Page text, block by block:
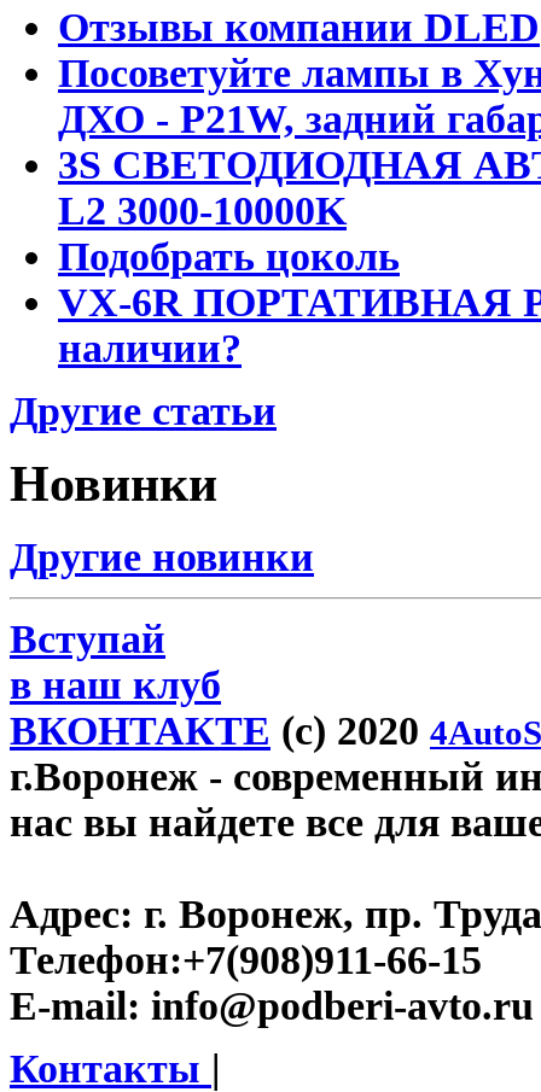
Отзывы компании DLED
Посоветуйте лампы в
ДХО - P21W, задний
3S СВЕТОДИОДНАЯ
L2 3000-10000K
Подобрать цоколь
VX-6R ПОРТАТИВНАЯ
наличии?
Другие статьи
Новинки
Другие новинки
Вступай
в наш клуб
ВКОНТАКТЕ (c) 2020
г.Воронеж - современный
нас вы найдете все для
Адрес: г. Воронеж, пр.
Телефон:+7(908)911-66-15
E-mail: info@podberi-avto.ru
Контакты |